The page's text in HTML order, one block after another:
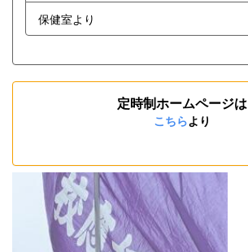
保健室より
定時制ホームページは
こちらより